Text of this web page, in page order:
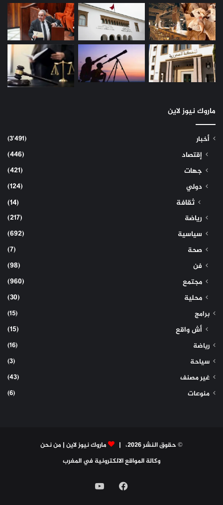
ماروك نيوز لاين
أخبار (3٬491)
إقتصاد
(446)
جهات
(421)
دولي
(124)
ثقافة (14)
رياضة
(217)
سياسية
(692)
صحة
(7)
فن
(98)
مجتمع
(960)
محلية
(30)
برامج (15)
أش واقع (15)
رياضة
(16)
سياحة
(3)
غير مصنف
(43)
منوعات
(6)
© حقوق النشر 2026، | ماروك نيوز لاين|من نحن
وكالة المواقع الالكترونية في المغرب
فيسبوك‫YouTube